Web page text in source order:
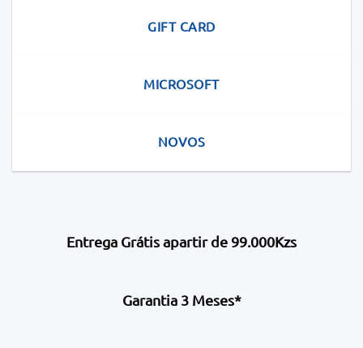
GIFT CARD
MICROSOFT
NOVOS
Entrega Grátis apartir de 99.000Kzs
Garantia 3 Meses*